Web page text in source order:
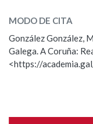
BUSCAR NO
Nas definicións
Observación
Nome
MODO DE CITA
González González,
Galega. A Coruña:
<https://